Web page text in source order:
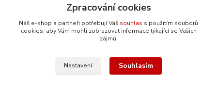
Sledujte nás na Facebooku
Zpracování cookies
Náš e-shop a partneři potřebují Váš souhlas s použitím souborů
cookies, aby Vám mohli zobrazovat informace týkající se Vašich
zájmů.
Nastavení Souhlasím